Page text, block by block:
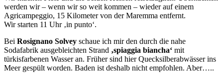
werden wir – wenn wir so weit kommen – wieder auf einem
Agricampeggio, 15 Kilometer von der Maremma entfernt.
Wir starten 11 Uhr ‚in punto‘.
Bei Rosignano Solvey schaue ich mir den durch die nahe
Sodafabrik ausgebleichten Strand ‚spiaggia biancha‘ mit
türkisfarbenen Wasser an. Früher sind hier Quecksilberabwässer ins
Meer gespült worden. Baden ist deshalb nicht empfohlen. Aber…..